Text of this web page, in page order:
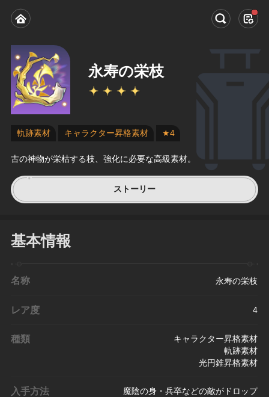
永寿の栄枝
軌跡素材 キャラクター昇格素材 ★4
古の神物が栄枯する枝、強化に必要な高級素材。
ストーリー
基本情報
名称 永寿の栄枝
レア度 4
種類
キャラクター昇格素材
軌跡素材
光円錐昇格素材
入手方法
魔陰の身・兵卒などの敵がドロップ